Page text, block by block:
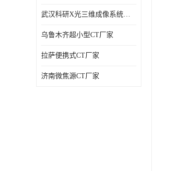
武汉科研X光三维成像系统定制
乌鲁木齐超小型CT厂家
拉萨便携式CT厂家
济南微焦源CT厂家